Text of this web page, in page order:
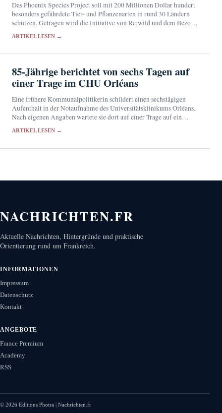
Das Phoenix Species Project soll mit 200 Millionen Dollar hundert
besonders gefährdete Tier- und Pflanzenarten in rund 30 Ländern
schützen. Getragen wird die Initiative von Re:wild und dem Bezos
ARTIKEL LESEN →
85-Jährige berichtet von sechs Tagen auf
einer Trage im CHU Orléans
Eine frühere Kommunalpolitikerin schildert einen sechstägigen
Aufenthalt in der Notaufnahme des Universitätsklinikums Orléans.
Nach eigenen Angaben wartete sie dort auf einer Trage auf ein
ARTIKEL LESEN →
NACHRICHTEN.FR
Aktuelle Nachrichten, Hintergründe und praktische
Orientierung rund um Frankreich.
INFORMATIONEN
Impressum
Datenschutz
Kontakt
ANGEBOTE
France Premium
Academy
RSS
© 2026 Editions Photra | Nachrichten.fr